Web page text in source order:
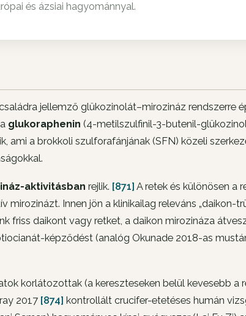
és ázsiai hagyománnyal.
jellemző glükozinolát–mirozináz rendszerre
glukoraphenin (4-metilszulfinil-3-butenil-
ami a brokkoli szulforafánjának (SFN) közeli
aktivitásban rejlik. [871] A retek és különösen a
mirozinázt. Innen jön a klinikailag releváns „daikon-
friss daikont vagy retket, a daikon mirozináza
képződést (analóg Okunade 2018-as
korlátozottak (a kereszteseken belül kevesebb a
2017 [874] kontrollált crucifer-etetéses humán